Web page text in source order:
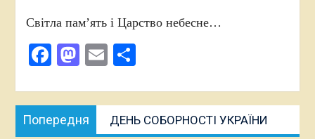
Світла пам’ять і Царство небесне…
Facebook
Mastodon
EmailПоділитися
Навігація
записів
Попередня
публікація:
ДЕНЬ СОБОРНОСТІ УКРАЇНИ